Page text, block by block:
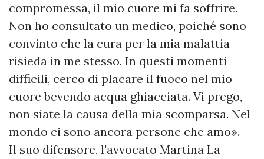
compromessa, il mio cuore mi fa soffrire.
Non ho consultato un medico, poiché sono
convinto che la cura per la mia malattia
risieda in me stesso. In questi momenti
difficili, cerco di placare il fuoco nel mio
cuore bevendo acqua ghiacciata. Vi prego,
non siate la causa della mia scomparsa. Nel
mondo ci sono ancora persone che amo».
Il suo difensore, l'avvocato Martina La